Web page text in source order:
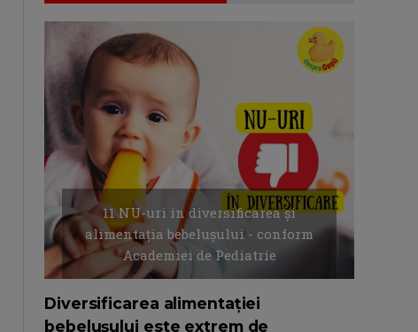
11 NU-uri in diversificarea și
alimentația bebelușului - conform
Academiei de Pediatrie
Diversificarea alimentației
bebelușului este extrem de